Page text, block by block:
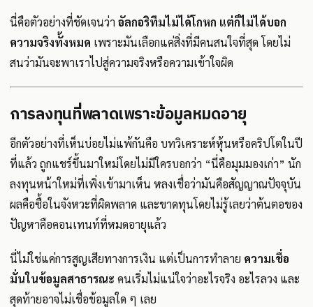
นี่คือตัวอย่างที่ชัดเจนว่า อัลกอริทึมไม่ได้โกหก แต่ก็ไม่ได้บอก
ความจริงทั้งหมด เพราะมันเลือกแค่สิ่งที่มีคนสนใจที่สุด โดยไม่
สนว่ามันจะพาเราไปสู่ความจริงหรือความเข้าใจผิด
การลงทุนที่พลาดเพราะข้อมูลหมดอายุ
อีกตัวอย่างที่เห็นบ่อยไม่แพ้กันคือ บทวิเคราะห์หุ้นหรือคริปโตในปี
ที่แล้ว ถูกแชร์ขึ้นมาใหม่โดยไม่มีใครบอกว่า “นี่คือมุมมองเก่า” นัก
ลงทุนหน้าใหม่ที่เพิ่งเข้ามาเห็น หลงเชื่อว่ามันคือสัญญาณปัจจุบัน
ผลคือซื้อในจังหวะที่ผิดพลาด และขาดทุนโดยไม่รู้เลยว่าต้นตอของ
ปัญหาคือคอนเทนท์ที่หมดอายุแล้ว
นี่ไม่ใช่แค่การสูญเสียทางการเงิน แต่เป็นการทำลาย ความเชื่อ
มั่นในข้อมูลสาธารณะ คนเริ่มไม่แน่ใจว่าอะไรจริง อะไรลวง และ
สุดท้ายอาจไม่เชื่อข้อมูลใด ๆ เลย